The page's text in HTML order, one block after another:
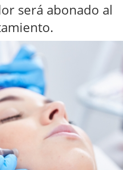
será abonado al